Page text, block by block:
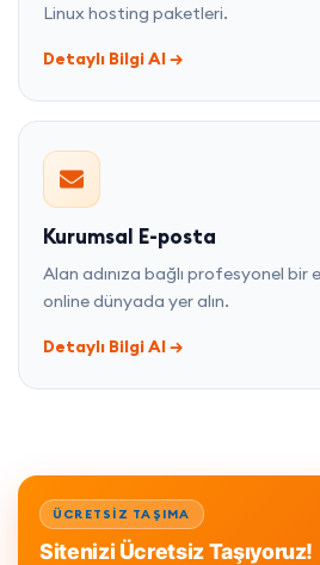
Linux hosting paketleri.
Detaylı Bilgi Al→
Kurumsal E-posta
Alan adınıza bağlı profesyonel
online dünyada yer alın.
Detaylı Bilgi Al→
ÜCRETSİZ TAŞIMA
Sitenizi Ücretsiz Taşıyoruz!